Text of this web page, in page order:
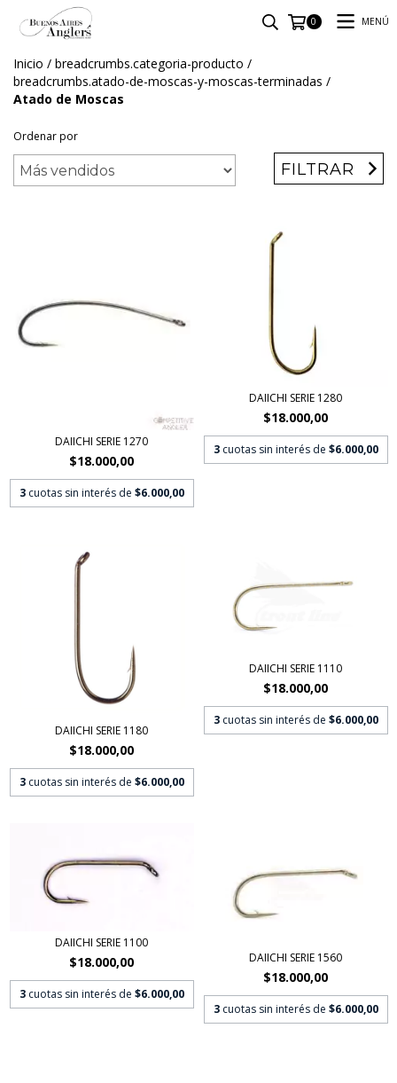
0 MENÚ
Inicio / breadcrumbs.categoria-producto /
breadcrumbs.atado-de-moscas-y-moscas-terminadas /
Atado de Moscas
Ordenar por
FILTRAR
DAIICHI SERIE 1270
$18.000,00
3 cuotas sin interés de $6.000,00
DAIICHI SERIE 1280
$18.000,00
3 cuotas sin interés de $6.000,00
DAIICHI SERIE 1180
$18.000,00
3 cuotas sin interés de $6.000,00
DAIICHI SERIE 1110
$18.000,00
3 cuotas sin interés de $6.000,00
DAIICHI SERIE 1100
$18.000,00
3 cuotas sin interés de $6.000,00
DAIICHI SERIE 1560
$18.000,00
3 cuotas sin interés de $6.000,00